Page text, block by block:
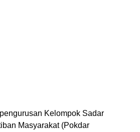
Kelompok Sadar
Masyarakat (Pokdar